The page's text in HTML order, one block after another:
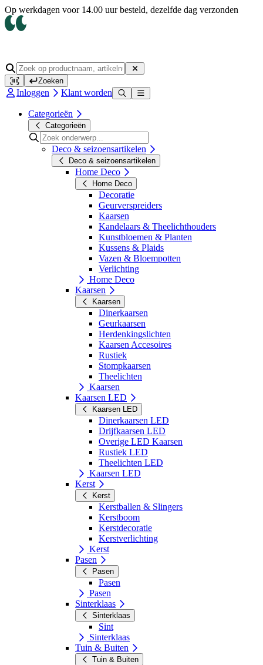
Op werkdagen voor 14.00 uur besteld, dezelfde dag verzonden
Zoeken
Inloggen Klant worden
Categorieën
Categorieën
Deco & seizoensartikelen
Deco & seizoensartikelen
Home Deco
Home Deco
Decoratie
Geurverspreiders
Kaarsen
Kandelaars & Theelichthouders
Kunstbloemen & Planten
Kussens & Plaids
Vazen & Bloempotten
Verlichting
Home Deco
Kaarsen
Kaarsen
Dinerkaarsen
Geurkaarsen
Herdenkingslichten
Kaarsen Accesoires
Rustiek
Stompkaarsen
Theelichten
Kaarsen
Kaarsen LED
Kaarsen LED
Dinerkaarsen LED
Drijfkaarsen LED
Overige LED Kaarsen
Rustiek LED
Theelichten LED
Kaarsen LED
Kerst
Kerst
Kerstballen & Slingers
Kerstboom
Kerstdecoratie
Kerstverlichting
Kerst
Pasen
Pasen
Pasen
Pasen
Sinterklaas
Sinterklaas
Sint
Sinterklaas
Tuin & Buiten
Tuin & Buiten